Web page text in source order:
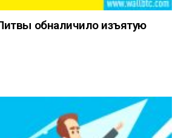
обналичило изъятую